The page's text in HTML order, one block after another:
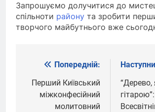
Запрошуємо долучитися до
спільноти району та зробити
творчого майбутнього вже
Навігація
записів
Попередній:
Перший Київський
міжконфесійний
молитовний
“Дерево,